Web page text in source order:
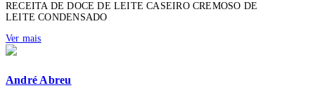
RECEITA DE DOCE DE LEITE CASEIRO CREMOSO DE
LEITE CONDENSADO
Ver mais
André Abreu